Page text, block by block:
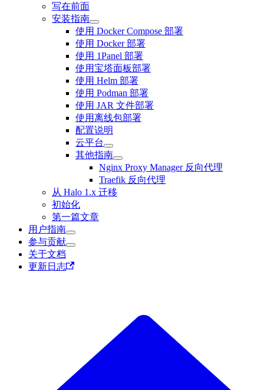
写在前面
安装指南
使用 Docker Compose 部署
使用 Docker 部署
使用 1Panel 部署
使用宝塔面板部署
使用 Helm 部署
使用 Podman 部署
使用 JAR 文件部署
使用离线包部署
配置说明
云平台
其他指南
Nginx Proxy Manager 反向代理
Traefik 反向代理
从 Halo 1.x 迁移
初始化
第一篇文章
用户指南
参与贡献
关于文档
更新日志